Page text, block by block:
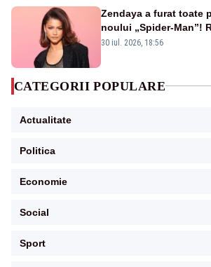
Zendaya a furat toate
noului „Spider-Man”!
pânza de păianjen a
30 iul. 2026, 18:56
CATEGORII POPULARE
Actualitate
Politica
Economie
Social
Sport